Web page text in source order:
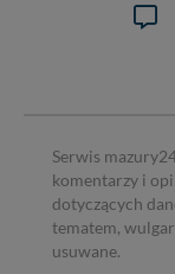
Serwis
komentarzy i
dotyczących
tematem,
usuwane.